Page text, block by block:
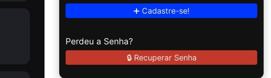
➕ Cadastre-se!
Perdeu a Senha?
🔒 Recuperar Senha